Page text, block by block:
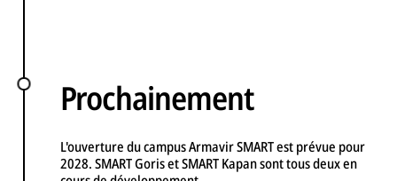
Prochainement
L'ouverture du campus Armavir SMART est prévue pour
2028. SMART Goris et SMART Kapan sont tous deux en